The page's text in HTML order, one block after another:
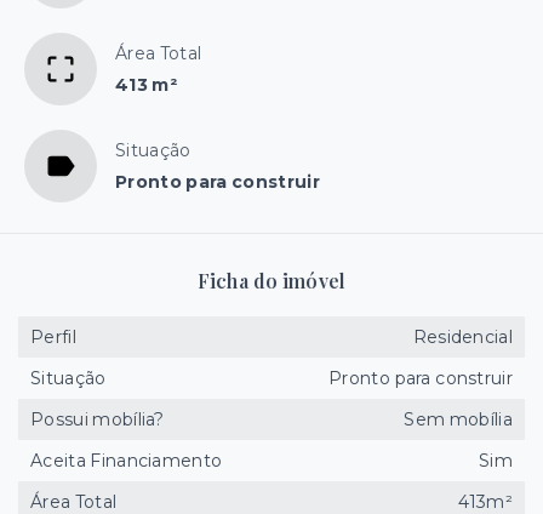
Área Total
413 m²
Situação
Pronto para construir
Ficha do imóvel
Perfil
Residencial
Situação
Pronto para construir
Possui mobília?
Sem mobília
Aceita Financiamento
Sim
Área Total
413m²